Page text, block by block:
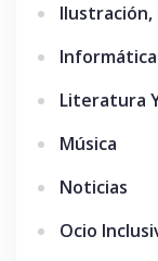
Ilustración,
Informática
Literatura
Música
Noticias
Ocio